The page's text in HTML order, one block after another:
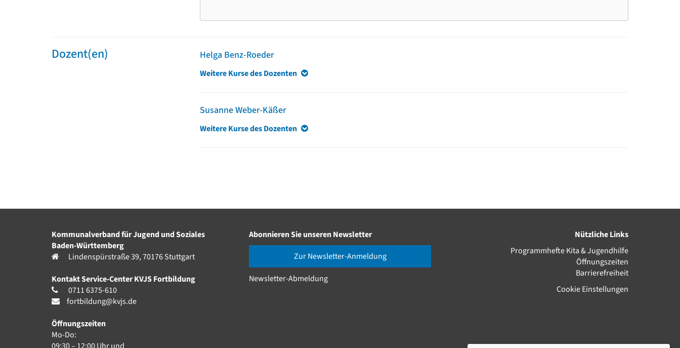
Dozent(en) Helga Benz-Roeder
Weitere Kurse des Dozenten
Susanne Weber-Käßer
Weitere Kurse des Dozenten
Kommunalverband für Jugend und Soziales
Baden-Württemberg
Lindenspürstraße 39, 70176 Stuttgart
Kontakt Service-Center KVJS Fortbildung
0711 6375-610
fortbildung@kvjs.de
Öffnungszeiten
Mo-Do:
Abonnieren Sie unseren Newsletter
Zur Newsletter-Anmeldung
Newsletter-Abmeldung
Nützliche Links
Programmhefte Kita & Jugendhilfe
Öffnungszeiten
Barrierefreiheit
Cookie Einstellungen